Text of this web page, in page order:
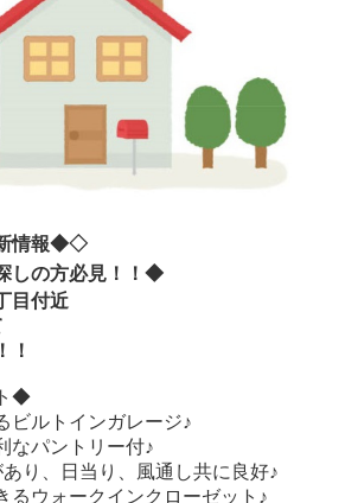
情報◆◇
しの方必見！！◆
目付近
！
◆
ビルトインガレージ♪
なパントリー付♪
あり、日当り、風通し共に良好♪
るウォークインクローゼット♪